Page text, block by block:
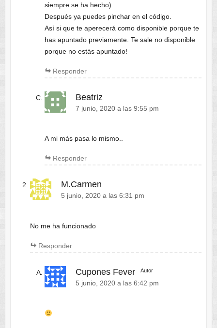
siempre se ha hecho)
Después ya puedes pinchar en el código.
Así si que te aperecerá como disponible porque te
has apuntado previamente. Te sale no disponible
porque no estás apuntado!
Responder
Beatriz
7 junio, 2020 a las 9:55 pm
A mi más pasa lo mismo..
Responder
M.Carmen
5 junio, 2020 a las 6:31 pm
No me ha funcionado
Responder
Cupones Fever Autor
5 junio, 2020 a las 6:42 pm